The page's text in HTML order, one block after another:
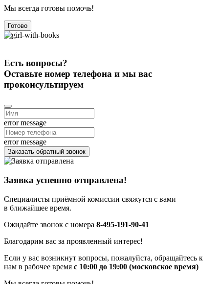
Мы всегда готовы помочь!
Готово
Есть вопросы?
Оставьте номер телефона и мы вас
проконсультируем
error message
error message
Заказать обратный звонок
Заявка успешно отправлена!
Специалисты приёмной комиссии свяжутся с вами
в ближайшее время.
Ожидайте звонок с номера 8-495-191-90-41
Благодарим вас за проявленный интерес!
Если у вас возникнут вопросы, пожалуйста, обращайтесь к
нам в рабочее время с 10:00 до 19:00 (московское время)